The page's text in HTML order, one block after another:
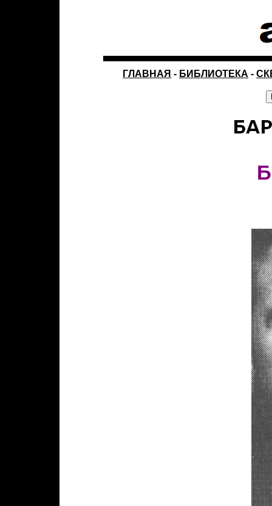
ГЛАВНАЯ - БИБЛИОТЕКА -